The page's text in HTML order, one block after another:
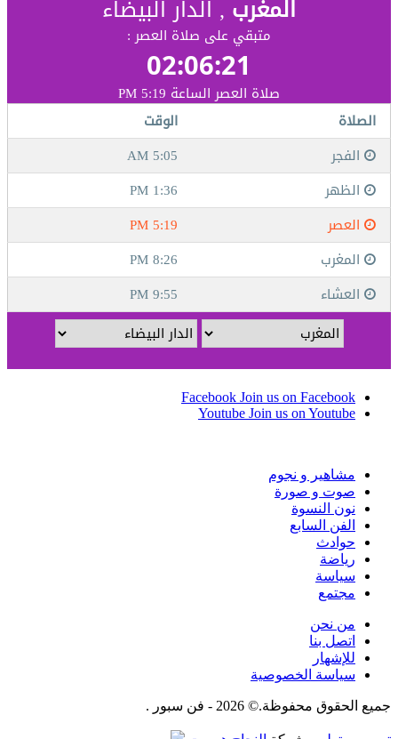
Facebook Join us on Facebook
Youtube Join us on Youtube
مشاهير و نجوم
صوت و صورة
نون النسوة
الفن السابع
حوادث
رياضة
سياسة
مجتمع
من نحن
اتصل بنا
للإشهار
سياسة الخصوصية
جميع الحقوق محفوظة.© 2026 - فن سبور .